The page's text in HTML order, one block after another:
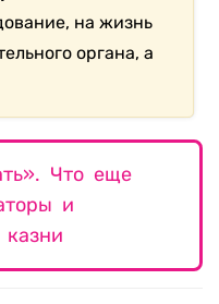
на жизнь
органа, а
Что еще
и